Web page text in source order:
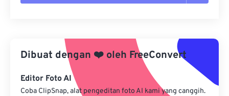
Terapkan dari Preset
Simpan sebagai Preset
Dibuat dengan ❤️ oleh FreeConvert
Editor Foto AI
Coba ClipSnap, alat pengeditan foto AI kami yang canggih.